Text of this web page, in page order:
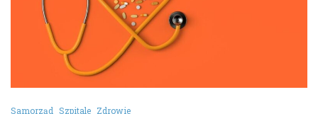
Samorząd Szpitale Zdrowie